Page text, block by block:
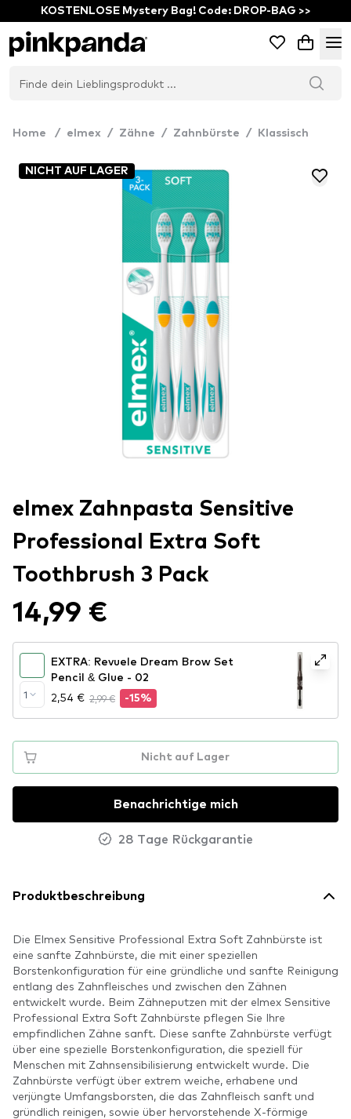
KOSTENLOSE Mystery Bag! Code: DROP-BAG >>
Home / elmex / Zähne / Zahnbürste / Klassisch
NICHT AUF LAGER
elmex Zahnpasta Sensitive
Professional Extra Soft
Toothbrush 3 Pack
14,99 €
1
EXTRA: Revuele Dream Brow Set
Pencil & Glue - 02
2,54 € 2,99 € -15%
Nicht auf Lager
Benachrichtige mich
28 Tage Rückgarantie
Produktbeschreibung
Die Elmex Sensitive Professional Extra Soft Zahnbürste ist
eine sanfte Zahnbürste, die mit einer speziellen
Borstenkonfiguration für eine gründliche und sanfte Reinigung
entlang des Zahnfleisches und zwischen den Zähnen
entwickelt wurde. Beim Zähneputzen mit der elmex Sensitive
Professional Extra Soft Zahnbürste pflegen Sie Ihre
empfindlichen Zähne sanft. Diese sanfte Zahnbürste verfügt
über eine spezielle Borstenkonfiguration, die speziell für
Menschen mit Zahnsensibilisierung entwickelt wurde. Die
Zahnbürste verfügt über extrem weiche, erhabene und
verjüngte Umfangsborsten, die das Zahnfleisch sanft und
gründlich reinigen, sowie über hervorstehende X-förmige